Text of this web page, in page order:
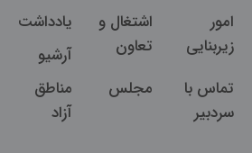
امور
زیربنایی
اشتغال و
تعاون
یادداشت
آرشیو
تماس با
سردبیر
مجلس
مناطق
آزاد